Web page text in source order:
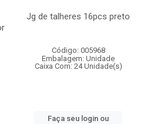
Jg de talheres 16pcs preto
Código: 005968
Embalagem: Unidade
Caixa Com: 24 Unidade(s)
Faça seu login ou